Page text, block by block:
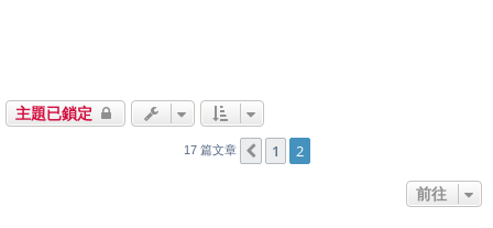
主題已鎖定
17 篇文章 上一頁
1 2
前往